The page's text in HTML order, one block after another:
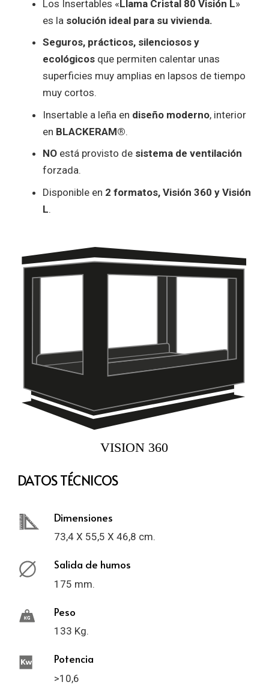
Los Insertables « Llama Cristal 80 Visión L»
es la solución ideal para su vivienda.
Seguros, prácticos, silenciosos y
ecológicos que permiten calentar unas
superficies muy amplias en lapsos de tiempo
muy cortos.
Insertable a leña en diseño moderno, interior
en BLACKERAM®.
NO está provisto de sistema de ventilación
forzada.
Disponible en 2 formatos, Visión 360 y Visión
L.
DATOS TÉCNICOS
Dimensiones
73,4 X 55,5 X 46,8 cm.
Salida de humos
175 mm.
Peso
133 Kg.
Potencia
>10,6